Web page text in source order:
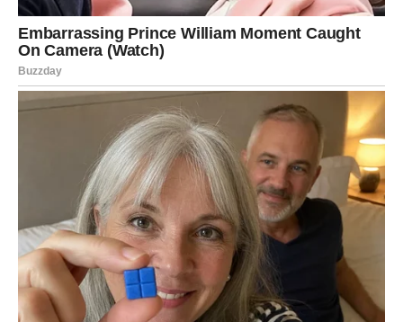
ZAKLJUČAK:
Dunja nije samo ukusno voće, već je i izuzetno korisna za